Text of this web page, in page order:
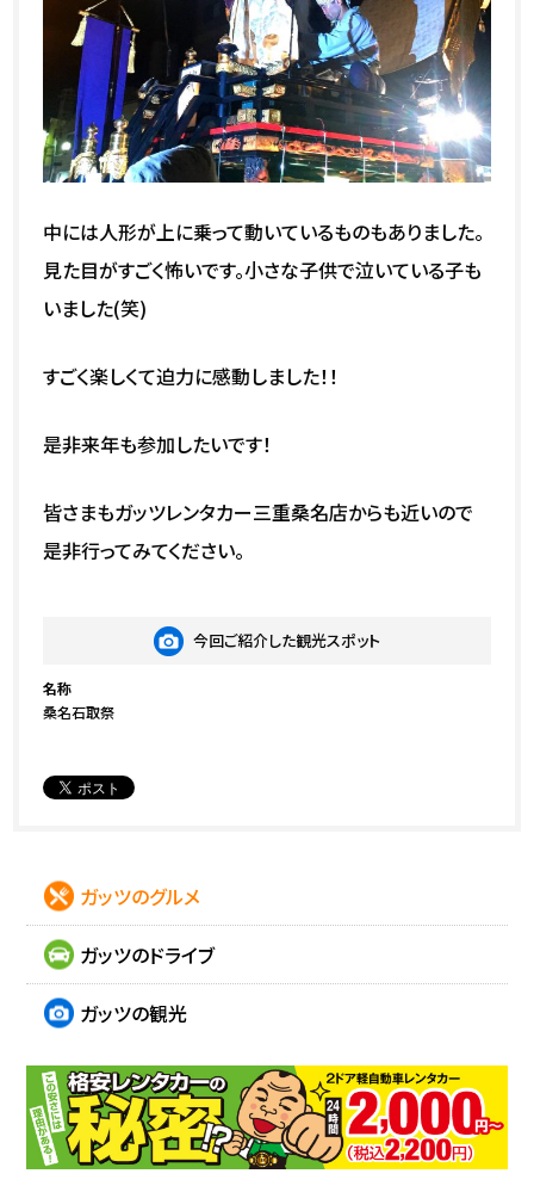
中には人形が上に乗って動いているものもありました。
見た目がすごく怖いです。小さな子供で泣いている子も
いました(笑)
すごく楽しくて迫力に感動しました！！
是非来年も参加したいです！
皆さまもガッツレンタカー三重桑名店からも近いので
是非行ってみてください。
今回ご紹介した観光スポット
名称
桑名石取祭
ガッツのグルメ
ガッツのドライブ
ガッツの観光